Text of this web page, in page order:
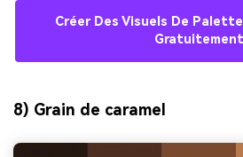
Créer Des Visuels De
Gratuitement
8) Grain de caramel